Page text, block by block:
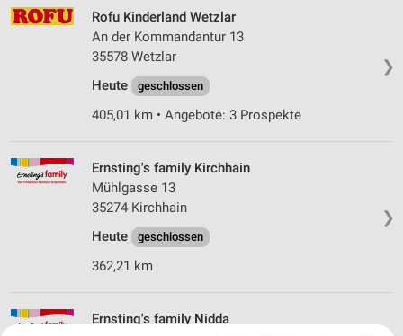
❯
Rofu Kinderland Wetzlar
An der Kommandantur 13
35578 Wetzlar
Heute
geschlossen
405,01 km • Angebote: 3 Prospekte
❯
Ernsting's family Kirchhain
Mühlgasse 13
35274 Kirchhain
Heute
geschlossen
362,21 km
Ernsting's family Nidda